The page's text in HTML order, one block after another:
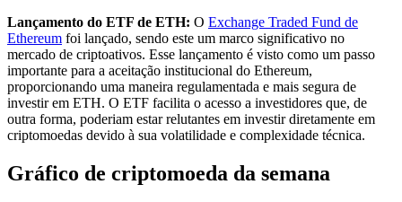
Lançamento do ETF de ETH: O Exchange Traded Fund de
Ethereum foi lançado, sendo este um marco significativo no
mercado de criptoativos. Esse lançamento é visto como um passo
importante para a aceitação institucional do Ethereum,
proporcionando uma maneira regulamentada e mais segura de
investir em ETH. O ETF facilita o acesso a investidores que, de
outra forma, poderiam estar relutantes em investir diretamente em
criptomoedas devido à sua volatilidade e complexidade técnica.
Gráfico de criptomoeda da semana